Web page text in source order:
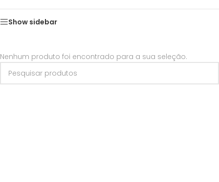
Show sidebar
Nenhum produto foi encontrado para a sua seleção.